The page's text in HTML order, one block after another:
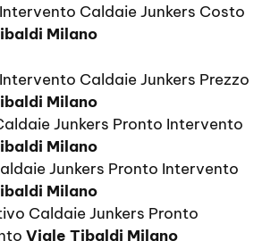
Caldaie Junkers Costo
Milano
Caldaie Junkers Prezzo
Milano
Junkers Pronto Intervento
Milano
Junkers Pronto Intervento
Milano
Caldaie Junkers Pronto
Viale Tibaldi Milano